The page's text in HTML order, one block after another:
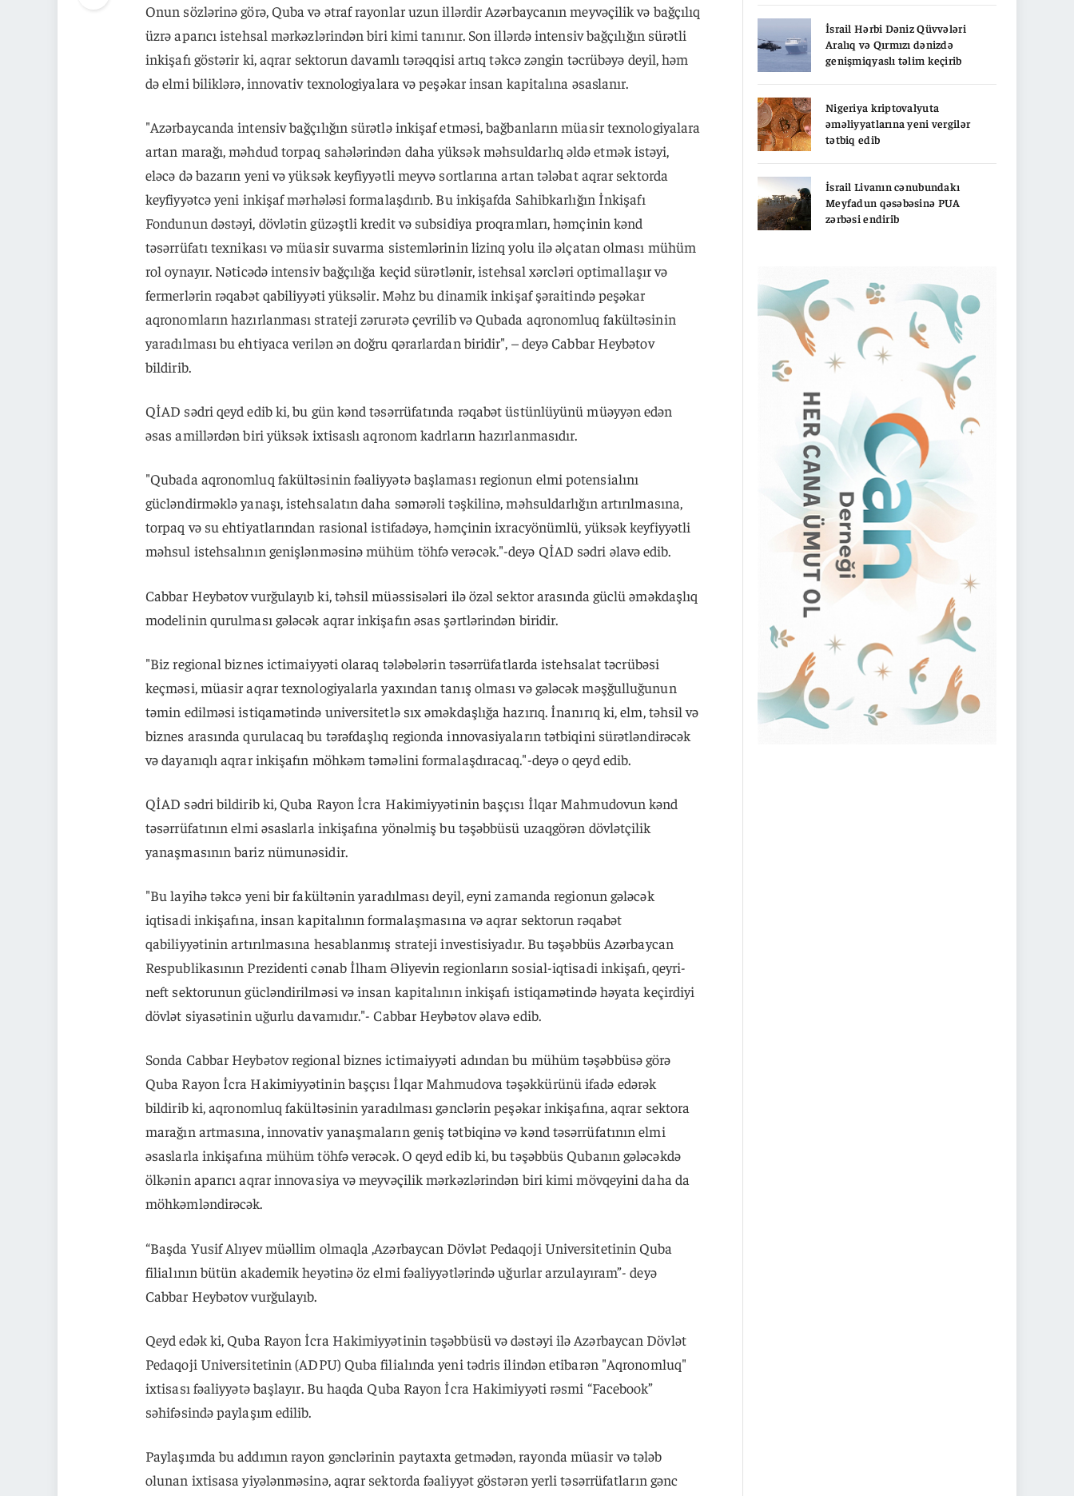
Onun sözlərinə görə, Quba və ətraf rayonlar uzun illərdir Azərbaycanın meyvəçilik və bağçılıq
üzrə aparıcı istehsal mərkəzlərindən biri kimi tanınır. Son illərdə intensiv bağçılığın sürətli
inkişafı göstərir ki, aqrar sektorun davamlı tərəqqisi artıq təkcə zəngin təcrübəyə deyil, həm
də elmi biliklərə, innovativ texnologiyalara və peşəkar insan kapitalına əsaslanır.
"Azərbaycanda intensiv bağçılığın sürətlə inkişaf etməsi, bağbanların müasir texnologiyalara
artan marağı, məhdud torpaq sahələrindən daha yüksək məhsuldarlıq əldə etmək istəyi,
eləcə də bazarın yeni və yüksək keyfiyyətli meyvə sortlarına artan tələbat aqrar sektorda
keyfiyyətcə yeni inkişaf mərhələsi formalaşdırıb. Bu inkişafda Sahibkarlığın İnkişafı
Fondunun dəstəyi, dövlətin güzəştli kredit və subsidiya proqramları, həmçinin kənd
təsərrüfatı texnikası və müasir suvarma sistemlərinin lizinq yolu ilə əlçatan olması mühüm
rol oynayır. Nəticədə intensiv bağçılığa keçid sürətlənir, istehsal xərcləri optimallaşır və
fermerlərin rəqabət qabiliyyəti yüksəlir. Məhz bu dinamik inkişaf şəraitində peşəkar
aqronomların hazırlanması strateji zərurətə çevrilib və Qubada aqronomluq fakültəsinin
yaradılması bu ehtiyaca verilən ən doğru qərarlardan biridir", – deyə Cabbar Heybətov
bildirib.
QİAD sədri qeyd edib ki, bu gün kənd təsərrüfatında rəqabət üstünlüyünü müəyyən edən
əsas amillərdən biri yüksək ixtisaslı aqronom kadrların hazırlanmasıdır.
"Qubada aqronomluq fakültəsinin fəaliyyətə başlaması regionun elmi potensialını
gücləndirməklə yanaşı, istehsalatın daha səmərəli təşkilinə, məhsuldarlığın artırılmasına,
torpaq və su ehtiyatlarından rasional istifadəyə, həmçinin ixracyönümlü, yüksək keyfiyyətli
məhsul istehsalının genişlənməsinə mühüm töhfə verəcək."-deyə QİAD sədri əlavə edib.
Cabbar Heybətov vurğulayıb ki, təhsil müəssisələri ilə özəl sektor arasında güclü əməkdaşlıq
modelinin qurulması gələcək aqrar inkişafın əsas şərtlərindən biridir.
"Biz regional biznes ictimaiyyəti olaraq tələbələrin təsərrüfatlarda istehsalat təcrübəsi
keçməsi, müasir aqrar texnologiyalarla yaxından tanış olması və gələcək məşğulluğunun
təmin edilməsi istiqamətində universitetlə sıx əməkdaşlığa hazırıq. İnanırıq ki, elm, təhsil və
biznes arasında qurulacaq bu tərəfdaşlıq regionda innovasiyaların tətbiqini sürətləndirəcək
və dayanıqlı aqrar inkişafın möhkəm təməlini formalaşdıracaq."-deyə o qeyd edib.
QİAD sədri bildirib ki, Quba Rayon İcra Hakimiyyətinin başçısı İlqar Mahmudovun kənd
təsərrüfatının elmi əsaslarla inkişafına yönəlmiş bu təşəbbüsü uzaqgörən dövlətçilik
yanaşmasının bariz nümunəsidir.
"Bu layihə təkcə yeni bir fakültənin yaradılması deyil, eyni zamanda regionun gələcək
iqtisadi inkişafına, insan kapitalının formalaşmasına və aqrar sektorun rəqabət
qabiliyyətinin artırılmasına hesablanmış strateji investisiyadır. Bu təşəbbüs Azərbaycan
Respublikasının Prezidenti cənab İlham Əliyevin regionların sosial-iqtisadi inkişafı, qeyri-
neft sektorunun gücləndirilməsi və insan kapitalının inkişafı istiqamətində həyata keçirdiyi
dövlət siyasətinin uğurlu davamıdır."- Cabbar Heybətov əlavə edib.
Sonda Cabbar Heybətov regional biznes ictimaiyyəti adından bu mühüm təşəbbüsə görə
Quba Rayon İcra Hakimiyyətinin başçısı İlqar Mahmudova təşəkkürünü ifadə edərək
bildirib ki, aqronomluq fakültəsinin yaradılması gənclərin peşəkar inkişafına, aqrar sektora
marağın artmasına, innovativ yanaşmaların geniş tətbiqinə və kənd təsərrüfatının elmi
əsaslarla inkişafına mühüm töhfə verəcək. O qeyd edib ki, bu təşəbbüs Qubanın gələcəkdə
ölkənin aparıcı aqrar innovasiya və meyvəçilik mərkəzlərindən biri kimi mövqeyini daha da
möhkəmləndirəcək.
“Başda Yusif Alıyev müəllim olmaqla ,Azərbaycan Dövlət Pedaqoji Universitetinin Quba
filialının bütün akademik heyətinə öz elmi fəaliyyətlərində uğurlar arzulayıram”- deyə
Cabbar Heybətov vurğulayıb.
Qeyd edək ki, Quba Rayon İcra Hakimiyyətinin təşəbbüsü və dəstəyi ilə Azərbaycan Dövlət
Pedaqoji Universitetinin (ADPU) Quba filialında yeni tədris ilindən etibarən "Aqronomluq"
ixtisası fəaliyyətə başlayır. Bu haqda Quba Rayon İcra Hakimiyyəti rəsmi “Facebook”
səhifəsində paylaşım edilib.
Paylaşımda bu addımın rayon gənclərinin paytaxta getmədən, rayonda müasir və tələb
olunan ixtisasa yiyələnməsinə, aqrar sektorda fəaliyyət göstərən yerli təsərrüfatların gənc
İsrail Hərbi Dəniz Qüvvələri
Aralıq və Qırmızı dənizdə
genişmiqyaslı təlim keçirib
Nigeriya kriptovalyuta
əməliyyatlarına yeni vergilər
tətbiq edib
İsrail Livanın cənubundakı
Meyfadun qəsəbəsinə PUA
zərbəsi endirib